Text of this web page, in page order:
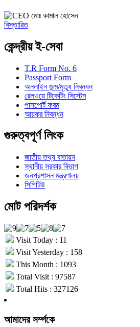
মোঃ কামাল হোসেন
বিস্তারিত
কেন্দ্রীয় ই-সেবা
T.R Form No. 6
Passport Form
অনলাইন জন্ম/মৃত্যু নিবন্ধন
রেলওয়ে টিকেটিং সিস্টেম
পাসপোর্ট ফরম
আয়কর নিবন্ধন
গুরুত্বপূর্ণ লিংক
জাতীয় তথ্য বাতায়ন
স্থানীয় সরকার বিভাগ
জনপ্রশাসন মন্ত্রণালয়
সিপিটিউ
মোট পরিদর্শক
Visit Today : 11
Visit Yesterday : 158
This Month : 1093
Total Visit : 97587
Total Hits : 327126
আমাদের সর্ম্পকে